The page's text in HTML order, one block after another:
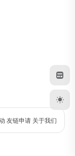
友链申请 关于我们